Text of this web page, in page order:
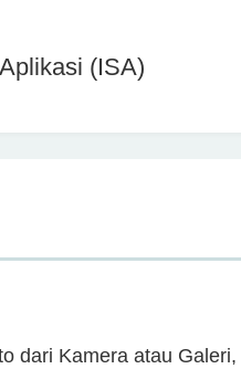
dari Kamera atau Galeri,